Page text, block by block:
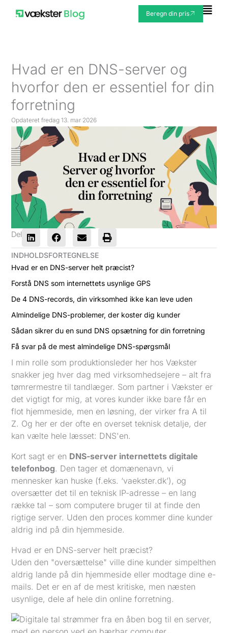
Beregn din pris
Hvad er en DNS-server og
hvorfor den er essentiel for din
forretning
Opdateret fredag 13. mar 2026
Del
INDHOLDSFORTEGNELSE
Hvad er en DNS-server helt præcist?
Forstå DNS som internettets usynlige GPS
De 4 DNS-records, din virksomhed ikke kan leve uden
Almindelige DNS-problemer, der koster dig kunder
Sådan sikrer du en sund DNS opsætning for din forretning
Få svar på de mest almindelige DNS-spørgsmål
I min rolle som produktionsleder her hos Vækster
snakker jeg hver dag med virksomhedsejere – alt fra
tømrermestre til tandlæger. Som partner i Vækster er
det vigtigt for mig, at vores kunder ikke bare får en
flot hjemmeside, men en løsning, der virker fra A til
Z. Og her er der ofte en overset teknisk detalje, der
kan vælte hele læsset: DNS'en.
Kort sagt er en DNS-server internettets digitale
telefonbog. Den tager et domænenavn, vi
mennesker kan huske (f.eks. ‘vaekster.dk’), og
oversætter det til en teknisk IP-adresse – en lang
række tal – som computere bruger til at finde den
rigtige server. Uden den proces kommer dine kunder
aldrig ind på din hjemmeside.
Hvad er en DNS-server helt præcist?
Uden den "oversættelse" ville dine kunder simpelthen
aldrig lande på din hjemmeside eller modtage dine e-
mails. Det er en af de mest kritiske, men næsten
usynlige, dele af hele din online forretning.